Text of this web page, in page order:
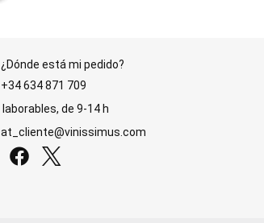
¿Dónde está mi pedido?
+34 634 871 709
laborables, de 9-14 h
at_cliente@vinissimus.com